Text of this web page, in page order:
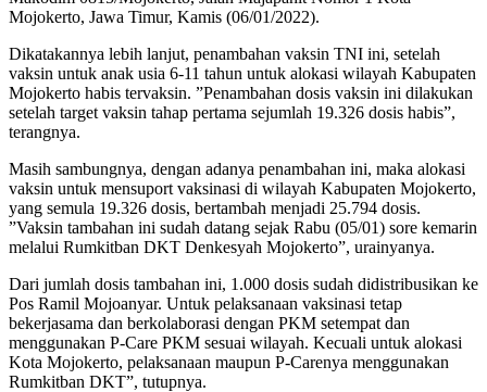
Mojokerto, Jawa Timur, Kamis (06/01/2022).
Dikatakannya lebih lanjut, penambahan vaksin TNI ini, setelah
vaksin untuk anak usia 6-11 tahun untuk alokasi wilayah Kabupaten
Mojokerto habis tervaksin. ”Penambahan dosis vaksin ini dilakukan
setelah target vaksin tahap pertama sejumlah 19.326 dosis habis”,
terangnya.
Masih sambungnya, dengan adanya penambahan ini, maka alokasi
vaksin untuk mensuport vaksinasi di wilayah Kabupaten Mojokerto,
yang semula 19.326 dosis, bertambah menjadi 25.794 dosis.
”Vaksin tambahan ini sudah datang sejak Rabu (05/01) sore kemarin
melalui Rumkitban DKT Denkesyah Mojokerto”, urainyanya.
Dari jumlah dosis tambahan ini, 1.000 dosis sudah didistribusikan ke
Pos Ramil Mojoanyar. Untuk pelaksanaan vaksinasi tetap
bekerjasama dan berkolaborasi dengan PKM setempat dan
menggunakan P-Care PKM sesuai wilayah. Kecuali untuk alokasi
Kota Mojokerto, pelaksanaan maupun P-Carenya menggunakan
Rumkitban DKT”, tutupnya.